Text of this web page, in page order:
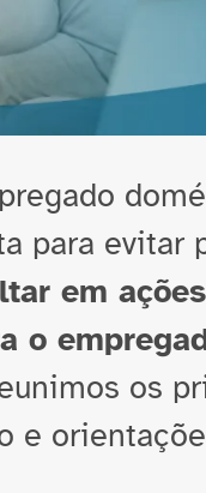
para evitar
em
o
os
e